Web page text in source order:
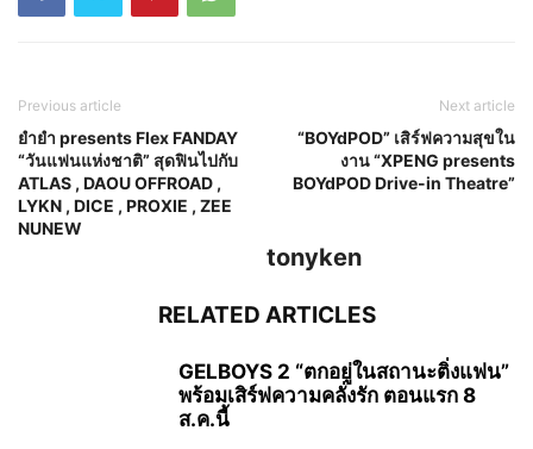
Previous article
ยำยำ presents Flex FANDAY
“วันแฟนแห่งชาติ” สุดฟินไปกับ
ATLAS , DAOU OFFROAD ,
LYKN , DICE , PROXIE , ZEE
NUNEW
Next article
“BOYdPOD” เสิร์ฟความสุขใน
งาน “XPENG presents
BOYdPOD Drive-in Theatre”
tonyken
RELATED ARTICLES
GELBOYS 2 “ตกอยู่ในสถานะติ่งแฟน”
พร้อมเสิร์ฟความคลั่งรัก ตอนแรก 8
ส.ค.นี้